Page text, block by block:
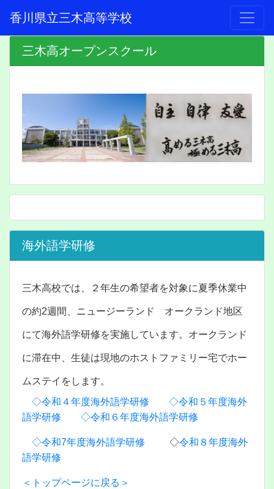
香川県立三木高等学校
三木高オープンスクール
海外語学研修
三木高校では、２年生の希望者を対象に夏季休業中
の約2週間、ニュージーランド オークランド地区
にて海外語学研修を実施しています。オークランド
に滞在中、生徒は現地のホストファミリー宅でホー
ムステイをします。
◇令和４年度海外語学研修
◇令和５年度海外
語学研修
◇令和６年度海外語学研修
◇令和7年度海外語学研修 ◇令和８年度海外
語学研修
＜トップページに戻る＞